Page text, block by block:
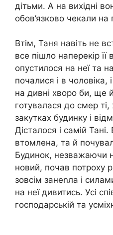
дітьми. А на вихідні
обов’язково чекали на
Втім, Таня навіть не
все пішло наперекір
опустилося на неї та
почалися і в чоловіка,
на дивні хворо би, ще
готувалася до смер
закутках будинку і
Дісталося і самій
втомлена, та й
Будинок, незважаючи
новий, почав потроху
зовсім занеnла і
на неї дивитись. Усі
господарській та